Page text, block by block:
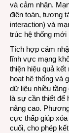
và cảm nhận.
điện toán, tương
interaction) và
trúc hệ thống mới
Tích hợp cảm
lĩnh vực mạng
thiện hiệu quả kết
hoạt hệ thống và
dữ liệu nhiều
là sự cần thiết để
nâng cao.
cực thấp giúp
cuối, cho phép